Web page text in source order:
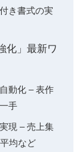
き書式の実
化」最新ワ
動化 – 表作
手
現 – 売上集
均など